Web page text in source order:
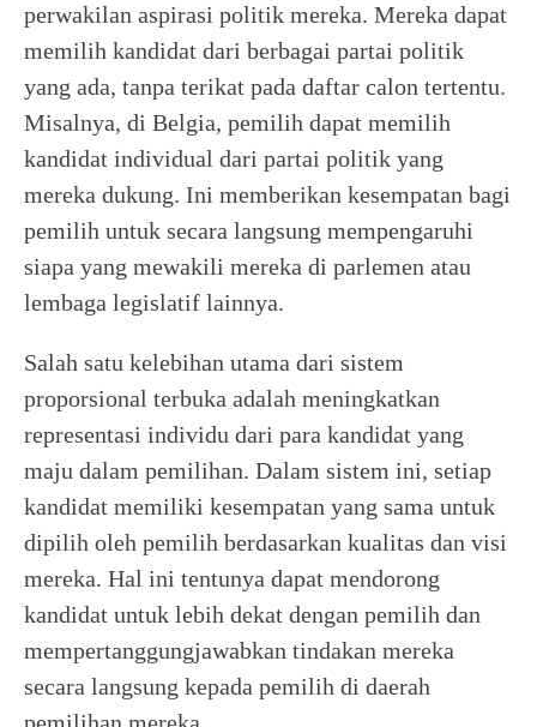
perwakilan aspirasi politik mereka. Mereka dapat
memilih kandidat dari berbagai partai politik
yang ada, tanpa terikat pada daftar calon tertentu.
Misalnya, di Belgia, pemilih dapat memilih
kandidat individual dari partai politik yang
mereka dukung. Ini memberikan kesempatan bagi
pemilih untuk secara langsung mempengaruhi
siapa yang mewakili mereka di parlemen atau
lembaga legislatif lainnya.
Salah satu kelebihan utama dari sistem
proporsional terbuka adalah meningkatkan
representasi individu dari para kandidat yang
maju dalam pemilihan. Dalam sistem ini, setiap
kandidat memiliki kesempatan yang sama untuk
dipilih oleh pemilih berdasarkan kualitas dan visi
mereka. Hal ini tentunya dapat mendorong
kandidat untuk lebih dekat dengan pemilih dan
mempertanggungjawabkan tindakan mereka
secara langsung kepada pemilih di daerah